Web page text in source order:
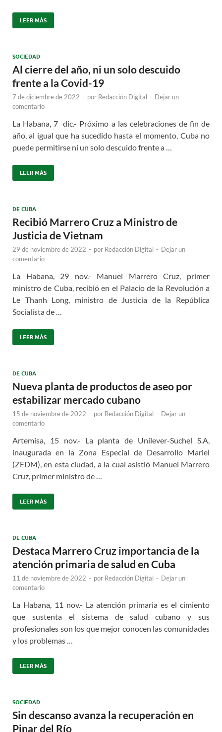
LEER MÁS
SOCIEDAD
Al cierre del año, ni un solo descuido
frente a la Covid-19
7 de diciembre de 2022 - por Redacción Digital - Dejar un
comentario
La Habana, 7 dic.- Próximo a las celebraciones de fin de
año, al igual que ha sucedido hasta el momento, Cuba no
puede permitirse ni un solo descuido frente a …
LEER MÁS
DE CUBA
Recibió Marrero Cruz a Ministro de
Justicia de Vietnam
29 de noviembre de 2022 - por Redacción Digital - Dejar un
comentario
La Habana, 29 nov.- Manuel Marrero Cruz, primer
ministro de Cuba, recibió en el Palacio de la Revolución a
Le Thanh Long, ministro de Justicia de la República
Socialista de …
LEER MÁS
DE CUBA
Nueva planta de productos de aseo por
estabilizar mercado cubano
15 de noviembre de 2022 - por Redacción Digital - Dejar un
comentario
Artemisa, 15 nov.- La planta de Unilever-Suchel S.A,
inaugurada en la Zona Especial de Desarrollo Mariel
(ZEDM), en esta ciudad, a la cual asistió Manuel Marrero
Cruz, primer ministro de …
LEER MÁS
DE CUBA
Destaca Marrero Cruz importancia de la
atención primaria de salud en Cuba
11 de noviembre de 2022 - por Redacción Digital - Dejar un
comentario
La Habana, 11 nov.- La atención primaria es el cimiento
que sustenta el sistema de salud cubano y sus
profesionales son los que mejor conocen las comunidades
y los problemas …
LEER MÁS
SOCIEDAD
Sin descanso avanza la recuperación en
Pinar del Río